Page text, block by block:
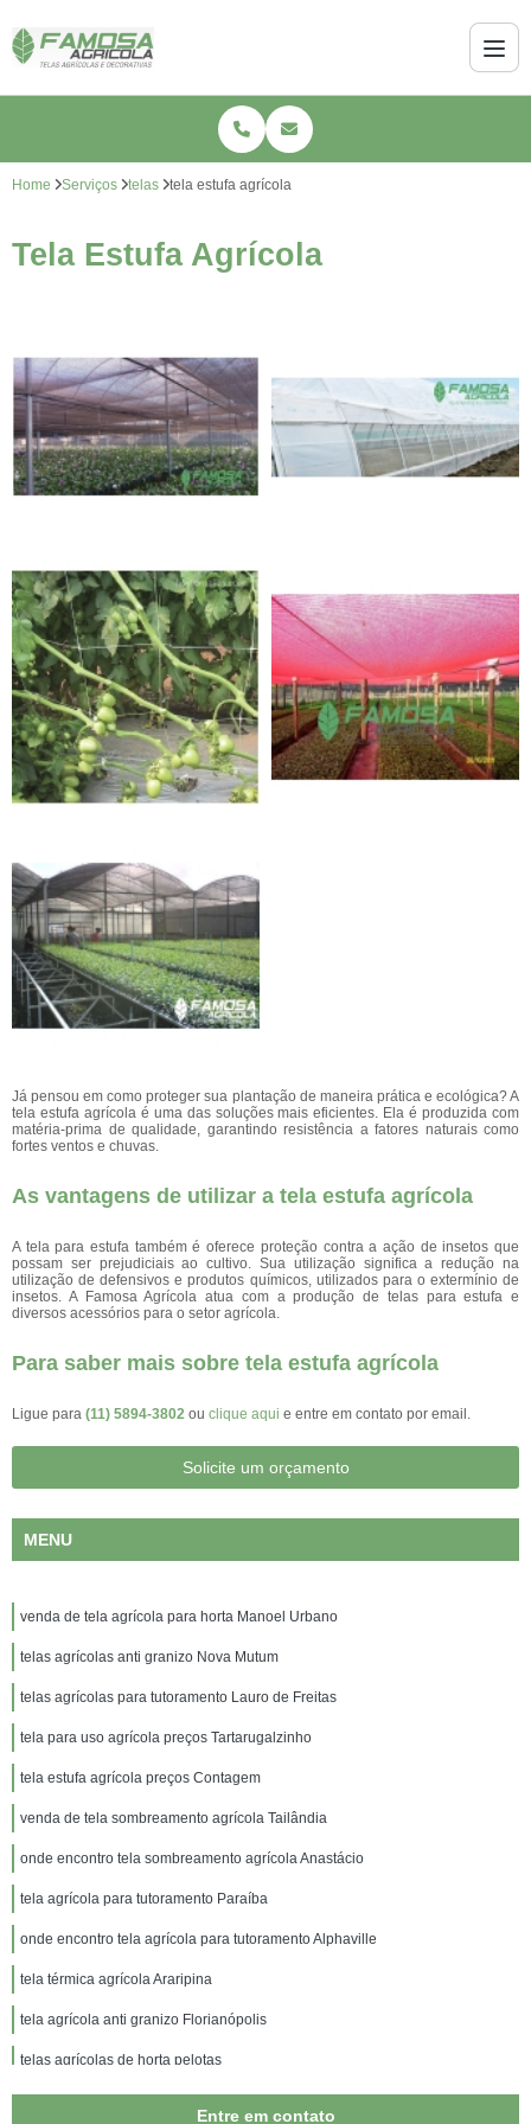
Home Serviços telas tela estufa agrícola
Tela Estufa Agrícola
Já pensou em como proteger sua plantação de maneira prática e ecológica? A
tela estufa agrícola é uma das soluções mais eficientes. Ela é produzida com
matéria-prima de qualidade, garantindo resistência a fatores naturais como
fortes ventos e chuvas.
As vantagens de utilizar a tela estufa agrícola
A tela para estufa também é oferece proteção contra a ação de insetos que
possam ser prejudiciais ao cultivo. Sua utilização significa a redução na
utilização de defensivos e produtos químicos, utilizados para o extermínio de
insetos. A Famosa Agrícola atua com a produção de telas para estufa e
diversos acessórios para o setor agrícola.
Para saber mais sobre tela estufa agrícola
Ligue para (11) 5894-3802 ou clique aqui e entre em contato por email.
Solicite um orçamento
MENU
venda de tela agrícola para horta Manoel Urbano
telas agrícolas anti granizo Nova Mutum
telas agrícolas para tutoramento Lauro de Freitas
tela para uso agrícola preços Tartarugalzinho
tela estufa agrícola preços Contagem
venda de tela sombreamento agrícola Tailândia
onde encontro tela sombreamento agrícola Anastácio
tela agrícola para tutoramento Paraíba
onde encontro tela agrícola para tutoramento Alphaville
tela térmica agrícola Araripina
tela agrícola anti granizo Florianópolis
telas agrícolas de horta pelotas
Entre em contato